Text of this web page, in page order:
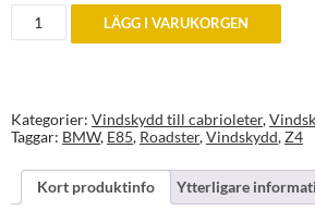
Vindskydd
BMW
till
2008
mängd
LÄGG I VARUKORGEN
Kategorier: Vindskydd till cabrioleter,
Taggar: BMW, E85, Roadster,Vindskydd,Z4
Kort produktinfo Ytterligare